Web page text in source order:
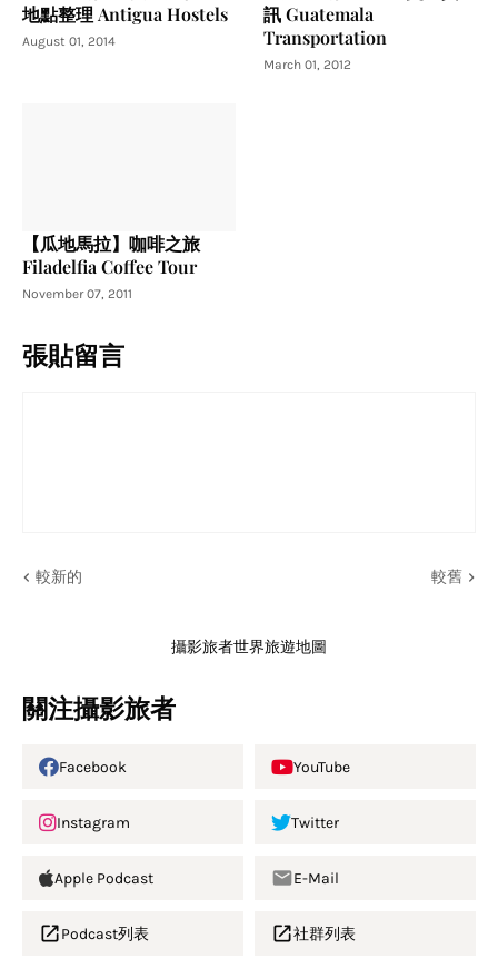
地點整理 Antigua Hostels
August 01, 2014
訊 Guatemala
Transportation
March 01, 2012
【瓜地馬拉】咖啡之旅
Filadelfia Coffee Tour
November 07, 2011
張貼留言
較新的 較舊
攝影旅者世界旅遊地圖
關注攝影旅者
Facebook YouTube
Instagram Twitter
Apple Podcast E-Mail
Podcast列表 社群列表